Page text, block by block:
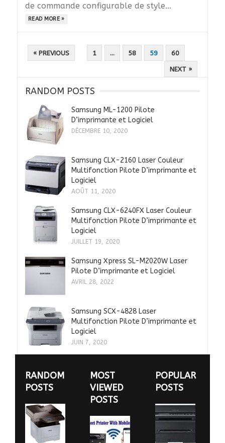
de commande configurable de style...
READ MORE »
PAGINATION
DES
« PREVIOUS 1 … 58 59 60
NEXT »
RANDOM POSTS
Samsung ML-1200 Pilote
D’imprimante et Logiciel
DÉCEMBRE 10, 2020
Samsung CLX-2160 Laser Couleur
Multifonction Pilote D’imprimante et
Logiciel
AOÛT 11, 2020
Samsung CLX-6240FX Laser Couleur
Multifonction Pilote D’imprimante et
Logiciel
JUILLET 19, 2020
Samsung Xpress SL-M2020W Laser
Pilote D’imprimante et Logiciel
AVRIL 28, 2022
Samsung SCX-4828 Laser
Multifonction Pilote D’imprimante et
Logiciel
JUIN 7, 2020
RANDOM
POSTS
MOST
VIEWED
POSTS
POPULAR
POSTS